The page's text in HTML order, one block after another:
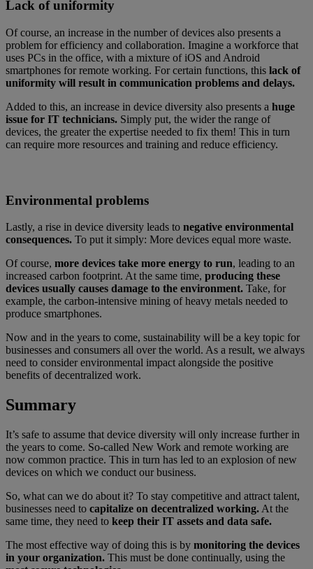
Lack of uniformity
Of course, an increase in the number of devices also presents a
problem for efficiency and collaboration. Imagine a workforce that
uses PCs in the office, with a mixture of iOS and Android
smartphones for remote working. For certain functions, this lack of
uniformity will result in communication problems and delays.
Added to this, an increase in device diversity also presents a huge
issue for IT technicians. Simply put, the wider the range of
devices, the greater the expertise needed to fix them! This in turn
can require more resources and training and reduce efficiency.
Environmental problems
Lastly, a rise in device diversity leads to negative environmental
consequences. To put it simply: More devices equal more waste.
Of course, more devices take more energy to run, leading to an
increased carbon footprint. At the same time, producing these
devices usually causes damage to the environment. Take, for
example, the carbon-intensive mining of heavy metals needed to
produce smartphones.
Now and in the years to come, sustainability will be a key topic for
businesses and consumers all over the world. As a result, we always
need to consider environmental impact alongside the positive
benefits of decentralized work.
Summary
It’s safe to assume that device diversity will only increase further in
the years to come. So-called New Work and remote working are
now common practice. This in turn has led to an explosion of new
devices on which we conduct our business.
So, what can we do about it? To stay competitive and attract talent,
businesses need to capitalize on decentralized working. At the
same time, they need to keep their IT assets and data safe.
The most effective way of doing this is by monitoring the devices
in your organization. This must be done continually, using the